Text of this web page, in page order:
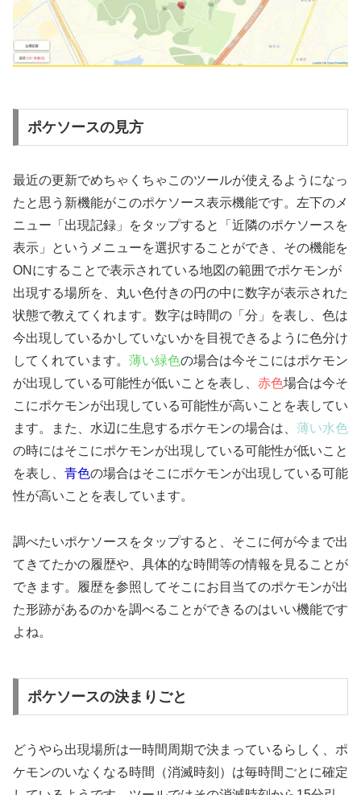
ポケソースの見方
最近の更新でめちゃくちゃこのツールが使えるようになっ
たと思う新機能がこのポケソース表示機能です。左下のメ
ニュー「出現記録」をタップすると「近隣のポケソースを
表示」というメニューを選択することができ、その機能を
ONにすることで表示されている地図の範囲でポケモンが
出現する場所を、丸い色付きの円の中に数字が表示された
状態で教えてくれます。数字は時間の「分」を表し、色は
今出現しているかしていないかを目視できるように色分け
してくれています。 薄い緑色の場合は今そこにはポケモン
が出現している可能性が低いことを表し、 赤色場合は今そ
こにポケモンが出現している可能性が高いことを表してい
ます。また、水辺に生息するポケモンの場合は、 薄い水色
の時にはそこにポケモンが出現している可能性が低いこと
を表し、 青色の場合はそこにポケモンが出現している可能
性が高いことを表しています。
調べたいポケソースをタップすると、そこに何が今まで出
てきてたかの履歴や、具体的な時間等の情報を見ることが
できます。履歴を参照してそこにお目当てのポケモンが出
た形跡があるのかを調べることができるのはいい機能です
よね。
ポケソースの決まりごと
どうやら出現場所は一時間周期で決まっているらしく、ポ
ケモンのいなくなる時間（消滅時刻）は毎時間ごとに確定